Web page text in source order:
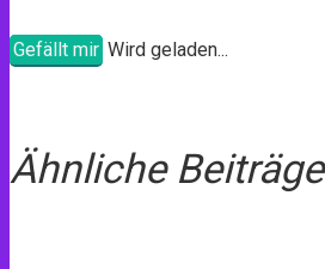
Gefällt mir Wird geladen...
Ähnliche Beiträge